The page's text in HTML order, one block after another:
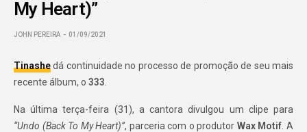
My Heart)”
JOHN PEREIRA 01/09/2021
Tinashedá continuidade no processo de promoção de seu mais
recente álbum, o333.
Na última terça-feira (31), a cantora divulgou um clipe para
“Undo (Back To My Heart)”, parceria com o produtor Wax Motif. A